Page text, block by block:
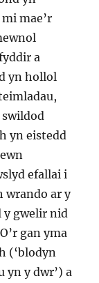
mae’r
a
yn hollol
yn eistedd
efallai i
wrando ar y
y gwelir nid
gan yma
(‘blodyn
yn y dwr’) a